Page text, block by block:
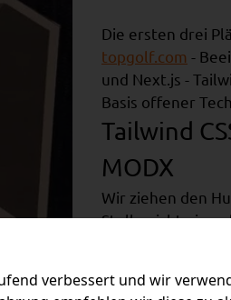
Die ersten drei
topgolf.com -
und Next.js -
Basis offener
Tailwind
MODX
Wir ziehen den
Stelle nicht
allerdings, dass
und die Inhalte
Erstklassige
verbessert und wir